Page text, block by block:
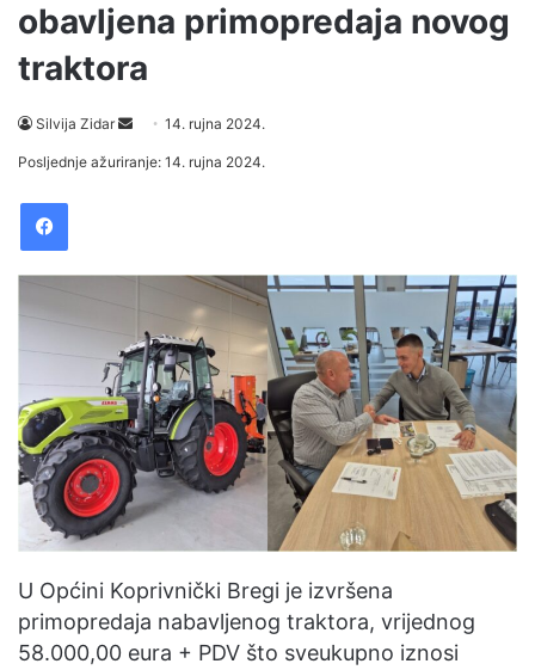
obavljena primopredaja novog
traktora
Silvija Zidar
a
i
l
14. rujna 2024.
Posljednje ažuriranje: 14. rujna 2024.
U Općini Koprivnički Bregi je izvršena
primopredaja nabavljenog traktora, vrijednog
58.000,00 eura + PDV što sveukupno iznosi